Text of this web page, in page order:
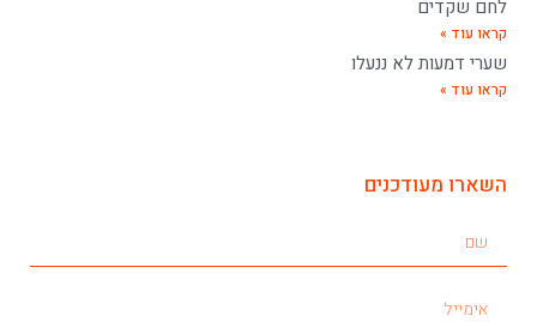
לחם שקדים
קראו עוד »
שערי דמעות לא ננעלו
קראו עוד »
השארו מעודכנים